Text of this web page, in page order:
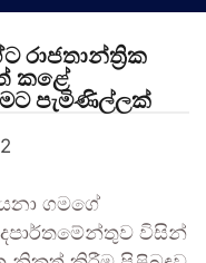
රාජතාන්ත්‍රික
කළේ
පැමිණිල්ලක්
ගමගේ
විසින්